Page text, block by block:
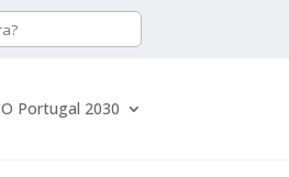
O Portugal 2030